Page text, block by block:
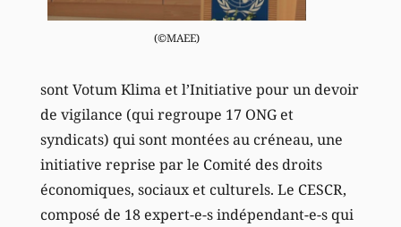
(©MAEE)
sont Votum Klima et l’Initiative pour un devoir
de vigilance (qui regroupe 17 ONG et
syndicats) qui sont montées au créneau, une
initiative reprise par le Comité des droits
économiques, sociaux et culturels. Le CESCR,
composé de 18 expert-e-s indépendant-e-s qui